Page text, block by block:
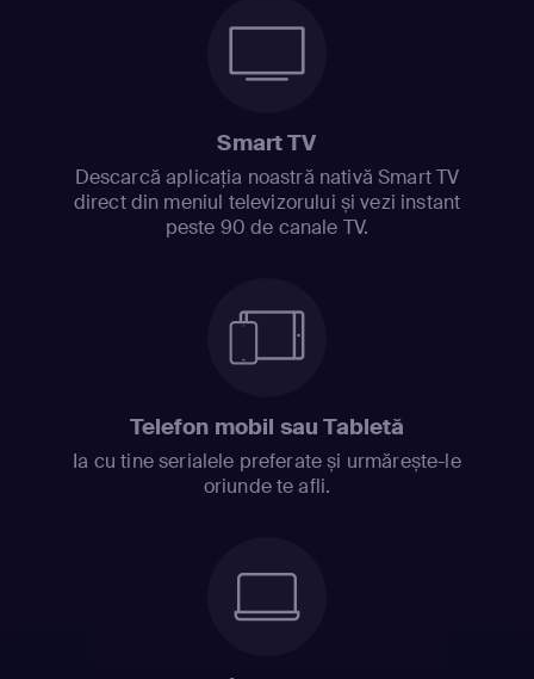
Smart TV
Descarcă aplicația noastră nativă Smart TV
direct din meniul televizorului și vezi instant
peste 90 de canale TV.
Telefon mobil sau Tabletă
Ia cu tine serialele preferate și urmărește-le
oriunde te afli.